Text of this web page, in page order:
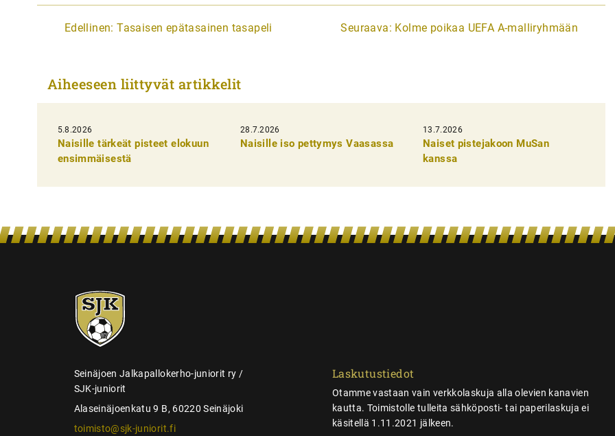
A
i
k
e
n
Edellinen: Tasaisen epätasainen tasapeli Seuraava: Kolme poikaa UEFA A-malliryhmään
Aiheeseen liittyvät artikkelit
5.8.2026
Naisille tärkeät pisteet elokuun
ensimmäisestä
28.7.2026
Naisille iso pettymys Vaasassa
13.7.2026
Naiset pistejakoon MuSan
kanssa
SJK-
juniorit
Seinäjoen Jalkapallokerho-juniorit ry /
SJK-juniorit
Alaseinäjoenkatu 9 B, 60220 Seinäjoki
toimisto@sjk-juniorit.fi
Laskutustiedot
Otamme vastaan vain verkkolaskuja alla olevien kanavien
kautta. Toimistolle tulleita sähköposti- tai paperilaskuja ei
käsitellä 1.11.2021 jälkeen.